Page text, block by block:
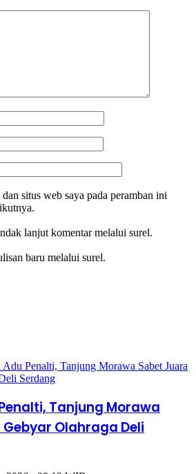
situs web saya pada peramban ini
Tanjung Morawa
Olahraga Deli